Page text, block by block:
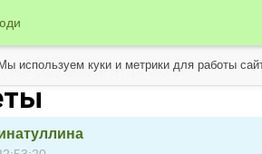
садоводов от 14 июля
Мы используем куки и метрики для работы